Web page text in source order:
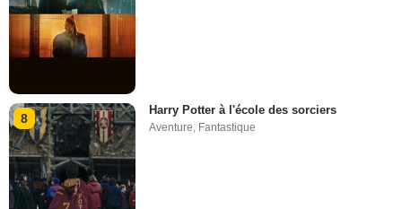
8
Harry Potter à l'école des sorciers
Aventure, Fantastique